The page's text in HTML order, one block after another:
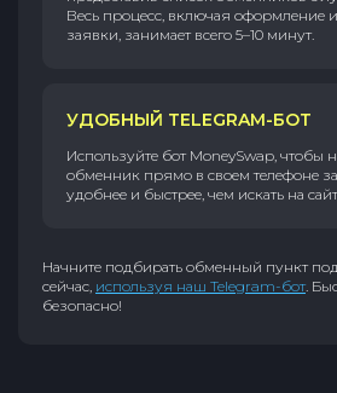
Весь процесс, включая оформление
заявки, занимает всего 5–10 минут.
УДОБНЫЙ TELEGRAM-БОТ
Используйте бот MoneySwap, чтобы
обменник прямо в своем телефоне
удобнее и быстрее, чем искать на
Начните подбирать обменный пункт
сейчас, используя наш Telegram-бот.
безопасно!